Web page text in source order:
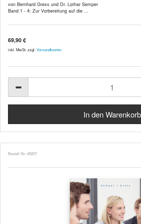
von Bernhard Gress und Dr. Lothar Semper
Band 1 - 4: Zur Vorbereitung auf die ...
69,90 €
inkl. MwSt. zzgl. Versandkosten
Bestell-Nr. 49207